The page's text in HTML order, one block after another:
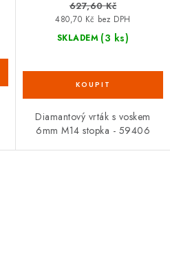
SKLADEM (3 ks)
480,70 Kč bez DPH
627,60 Kč
Diamantový vrták s voskem
6mm M14 stopka - 59406